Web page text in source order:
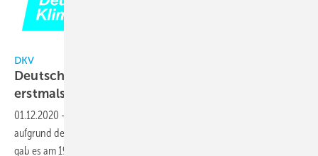
DKV
Deutsche Kälte- und Klimatagung 2020
erstmals
01.12.2020 -
aufgrund der Covid-19 Pandemie im Sommer abgesagt. Ersatzweise
gab es am 19./20 November eine rein virtuelle Veranstaltung